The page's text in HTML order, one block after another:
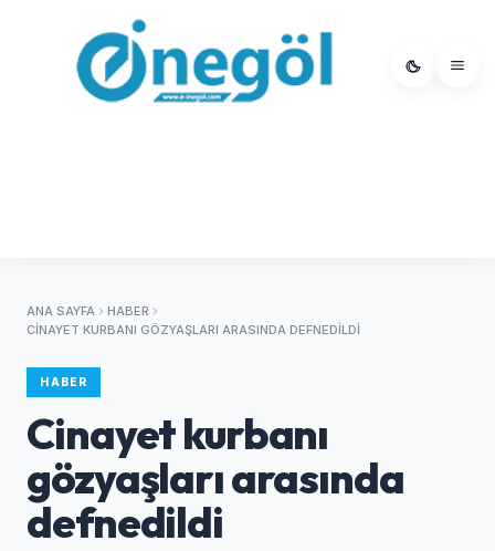
ANA SAYFA
HABER
CINAYET KURBANI GÖZYAŞLARI ARASINDA DEFNEDILDI
HABER
Cinayet kurbanı
gözyaşları arasında
defnedildi